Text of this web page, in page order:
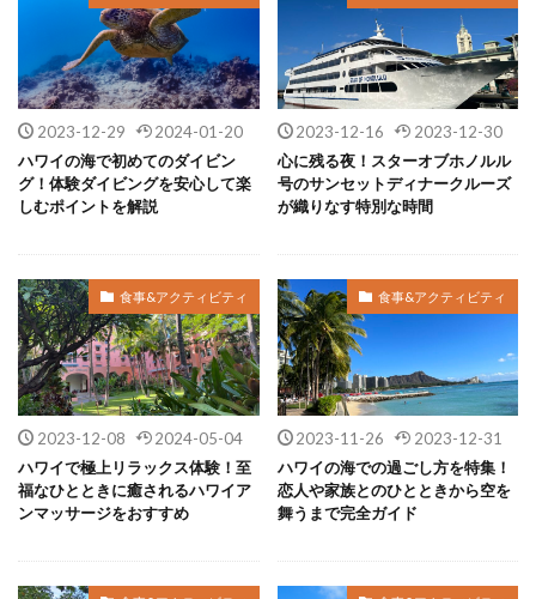
2023-12-29
2024-01-20
ハワイの海で初めてのダイビン
グ！体験ダイビングを安心して楽
しむポイントを解説
2023-12-16
2023-12-30
心に残る夜！スターオブホノルル
号のサンセットディナークルーズ
が織りなす特別な時間
食事&アクティビティ
2023-12-08
2024-05-04
ハワイで極上リラックス体験！至
福なひとときに癒されるハワイア
ンマッサージをおすすめ
食事&アクティビティ
2023-11-26
2023-12-31
ハワイの海での過ごし方を特集！
恋人や家族とのひとときから空を
舞うまで完全ガイド